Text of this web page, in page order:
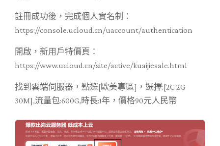
註冊成功後，完成個人實名制：
https://console.ucloud.cn/uaccount/authentication
開啟，新用戶特價頁：
https://www.ucloud.cn/site/active/kuaijiesale.html
找到雲端伺服器，點選[歐美專區]，選擇:[2C 2G
30M],流量包:600G,時長:1年，價格90元人民幣